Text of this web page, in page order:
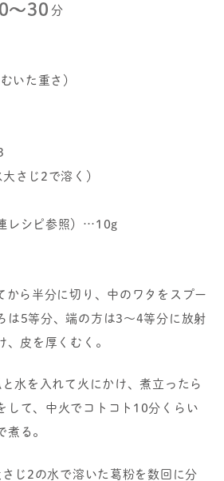
〜30 分
いた重さ）
さじ2で溶く）
レシピ参照）…10g
から半分に切り、中のワタをスプー
は5等分、端の方は3～4等分に放射
皮を厚くむく。
水を入れて火にかけ、煮立ったら
して、中火でコトコト10分くらい
煮る。
じ2の水で溶いた葛粉を数回に分